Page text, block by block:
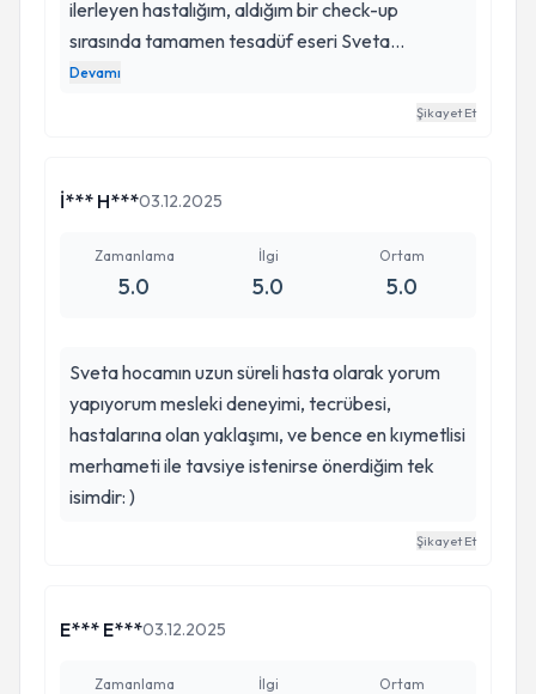
ilerleyen hastalığım, aldığım bir check-up
sırasında tamamen tesadüf eseri Sveta
Hocam’la karşılaşmam sayesinde ortaya çıktı.
“Bir şey var, bir bakalım” demesiyle yapılan
operasyonumu da bizzat kendisi gerçekleştirdi.
randevu almak istediğimde Ankara’dan
ayrıldığını öğrendiğimde gerçekten çok
güven veren bir hekim. Bugün belki de 15 yıl
sonraki sağlığıma yaptığı katkı benim için çok
değerli. Emeklerine, ilgisine ve güzel yaklaşımına
sağlık. Yolu her zaman açık olsun.
Devamı
Şikayet Et
İ*** H***03.12.2025
Zamanlama
5.0
İlgi
5.0
Ortam
5.0
Sveta hocamın uzun süreli hasta olarak yorum
yapıyorum mesleki deneyimi, tecrübesi,
hastalarına olan yaklaşımı, ve bence en kıymetlisi
merhameti ile tavsiye istenirse önerdiğim tek
isimdir: )
Şikayet Et
E*** E***03.12.2025
Zamanlama İlgi Ortam